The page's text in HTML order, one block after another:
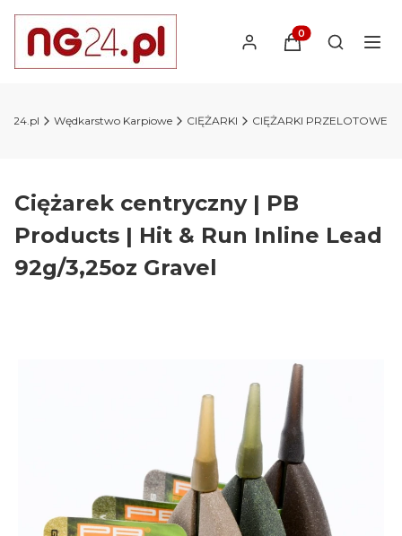
Produkty w
Otwórz
Wędkarstwo Karpiowe CIĘŻARKI CIĘŻARKI PRZELOTOWE
Ciężarek centryczny | PB
Products | Hit & Run Inline Lead
92g/3,25oz Gravel